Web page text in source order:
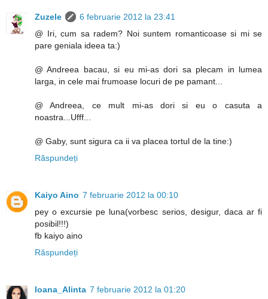
Zuzele
6 februarie 2012 la 23:41
@ Iri, cum sa radem? Noi suntem romanticoase si mi se
pare geniala ideea ta:)
@ Andreea bacau, si eu mi-as dori sa plecam in lumea
larga, in cele mai frumoase locuri de pe pamant...
@ Andreea, ce mult mi-as dori si eu o casuta a
noastra...Ufff...
@ Gaby, sunt sigura ca ii va placea tortul de la tine:)
Răspundeți
Kaiyo Aino 7 februarie 2012 la 00:10
pey o excursie pe luna(vorbesc serios, desigur, daca ar fi
posibil!!!)
fb kaiyo aino
Răspundeți
Ioana_Alinta 7 februarie 2012 la 01:20